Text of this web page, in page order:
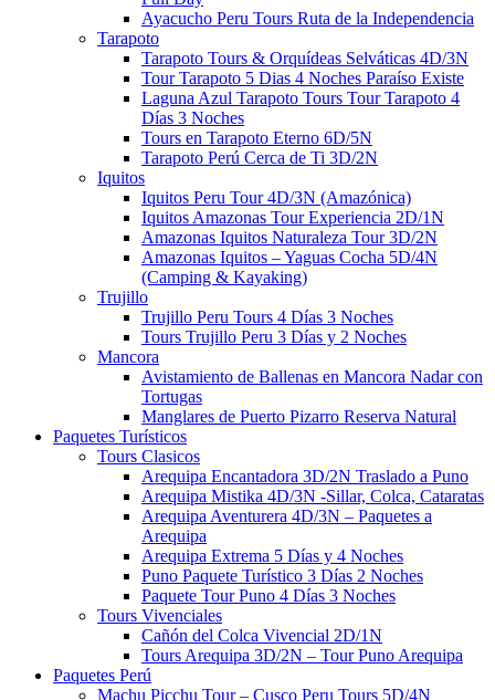
Ayacucho Peru Tours Ruta de la Independencia
Tarapoto
Tarapoto Tours & Orquídeas Selváticas 4D/3N
Tour Tarapoto 5 Dias 4 Noches​​ Paraíso Existe
Laguna Azul Tarapoto Tours​ Tour Tarapoto 4
Días 3 Noches​​
Tours en Tarapoto Eterno 6D/5N
Tarapoto Perú Cerca de Ti 3D/2N
Iquitos
Iquitos Peru Tour 4D/3N (Amazónica)
Iquitos Amazonas Tour Experiencia 2D/1N
Amazonas Iquitos Naturaleza Tour 3D/2N
Amazonas Iquitos – Yaguas Cocha 5D/4N
(Camping & Kayaking)
Trujillo
Trujillo Peru Tours​ 4 Días 3 Noches
Tours Trujillo Peru 3 Días y 2 Noches
Mancora
Avistamiento de Ballenas en Mancora Nadar con
Tortugas
Manglares de Puerto Pizarro Reserva Natural
Paquetes Turísticos
Tours Clasicos
Arequipa Encantadora 3D/2N Traslado a Puno
Arequipa Mistika 4D/3N -Sillar, Colca, Cataratas
Arequipa Aventurera 4D/3N – Paquetes a
Arequipa
Arequipa Extrema 5 Días y 4 Noches
Puno Paquete Turístico 3 Días 2 Noches
Paquete Tour Puno 4 Días 3 Noches
Tours Vivenciales
Cañón del Colca Vivencial 2D/1N
Tours Arequipa 3D/2N – Tour Puno Arequipa
Paquetes Perú
Machu Picchu Tour – Cusco Peru Tours 5D/4N